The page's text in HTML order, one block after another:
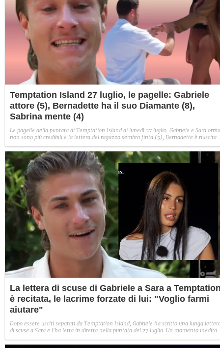
Temptation Island 27 luglio, le pagelle: Gabriele
attore (5), Bernadette ha il suo Diamante (8),
Sabrina mente (4)
Le pagelle della puntata di Temptation Island di lunedì 27 luglio: Gabriele e Sara
non sono più credibili e la lettera del ragazzo sembra finta (5), Bernadette è riuscita
Giovanni che se stessa in un solo momento (4).
La lettera di scuse di Gabriele a Sara a
è recitata, le lacrime forzate di lui: "Voglio farmi
aiutare"
Dopo essere usciti separati da Temptation Island, Gabriele ha scritto una lunga
di scuse a Sara e l'ha letta in diretta nella puntata del 27 luglio. Un momento inedito
Risultato? Nessun ritorno di fiamma.